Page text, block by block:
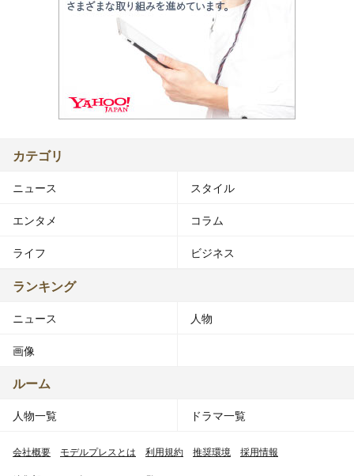
カテゴリ
ニュース スタイル
エンタメ コラム
ライフ ビジネス
ランキング
ニュース 人物
画像
ルーム
人物一覧 ドラマ一覧
会社概要 モデルプレスとは 利用規約 推奨環境 採用情報